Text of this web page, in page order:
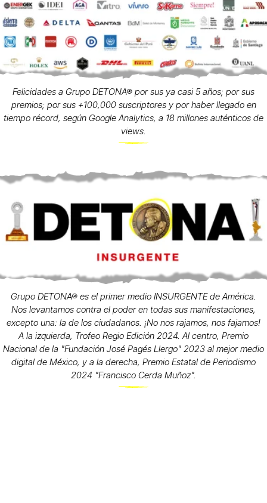
Felicidades a Grupo DETONA® por sus ya casi 5 años; por sus
premios; por sus +100,000 suscriptores y por haber llegado en
tiempo récord, según Google Analytics, a 18 millones auténticos de
views.
Grupo DETONA® es el primer medio INSURGENTE de América.
Nos levantamos contra el poder en todas sus manifestaciones,
excepto una: la de los ciudadanos. ¡No nos rajamos, nos fajamos!
A la izquierda, Trofeo Regio Edición 2024. Al centro, Premio
Nacional de la "Fundación José Pagés Llergo" 2023 al mejor medio
digital de México, y a la derecha, Premio Estatal de Periodismo
2024 "Francisco Cerda Muñoz".